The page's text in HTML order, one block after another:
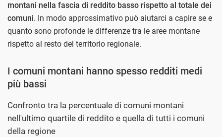
montani nella fascia di reddito basso rispetto al totale dei
comuni. In modo approssimativo può aiutarci a capire se e
quanto sono profonde le differenze tra le aree montane
rispetto al resto del territorio regionale.
I comuni montani hanno spesso redditi medi
più bassi
Confronto tra la percentuale di comuni montani
nell'ultimo quartile di reddito e quella di tutti i comuni
della regione